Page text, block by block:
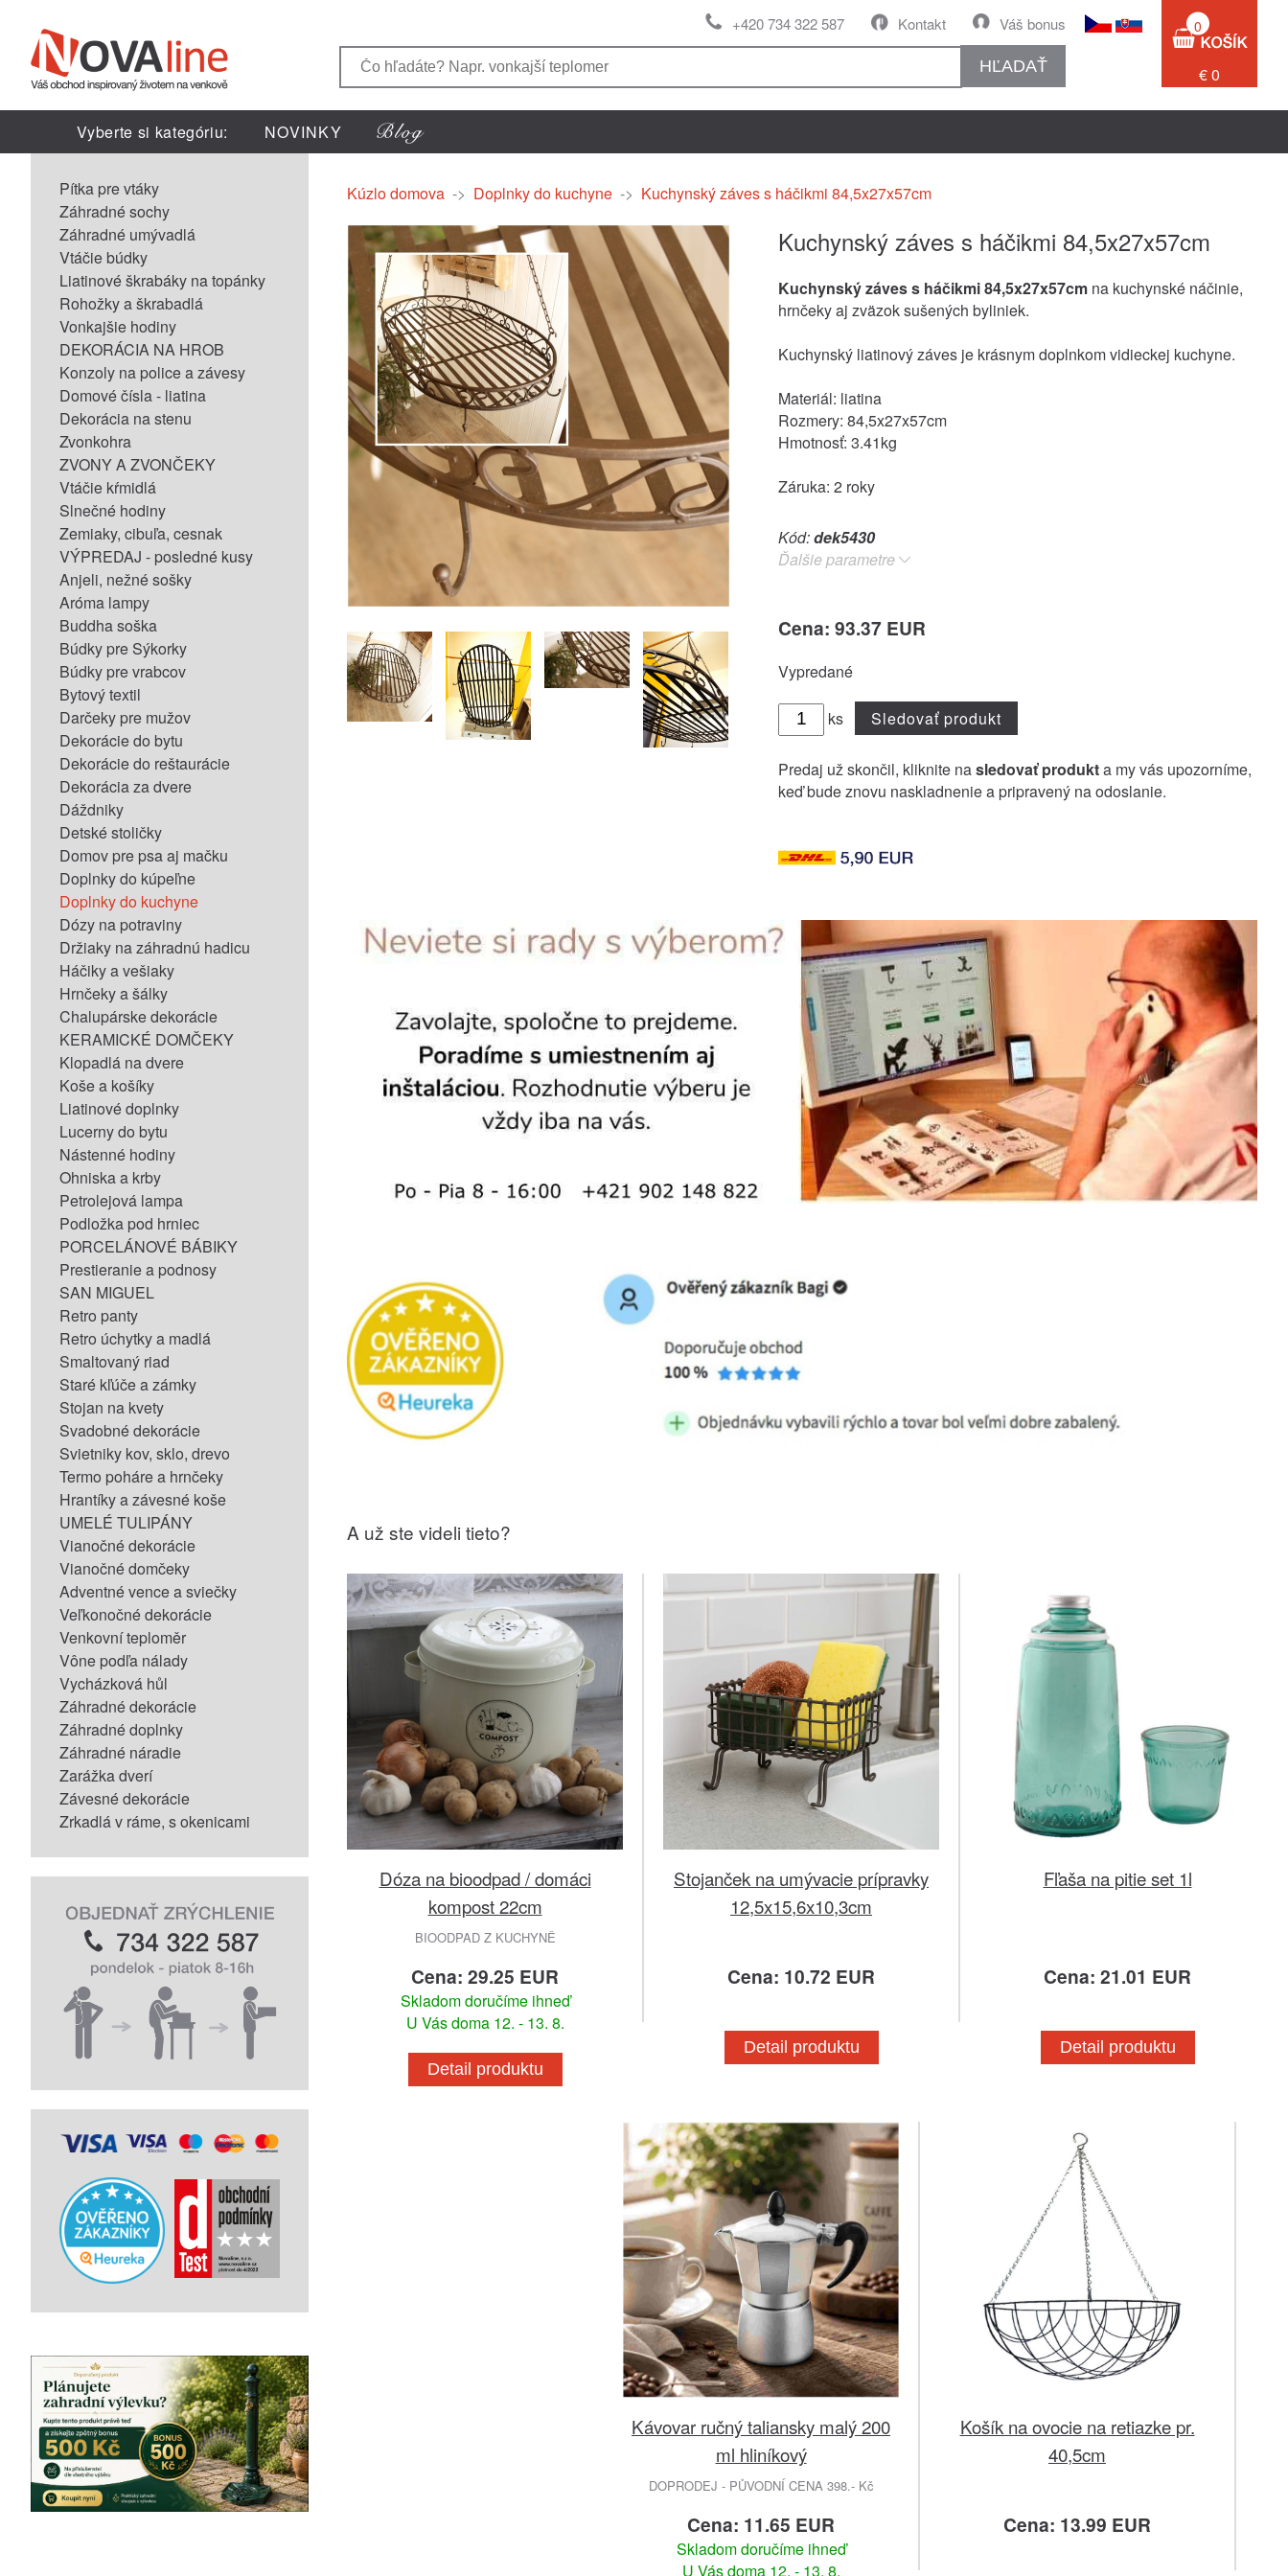
Váš bonus
Kontakt
+420 734 322 587
HĽADAŤ
0
€ 0
Vyberte si kategóriu: NOVINKY
Pítka pre vtáky
Záhradné sochy
Záhradné umývadlá
Vtáčie búdky
Liatinové škrabáky na topánky
Rohožky a škrabadlá
Vonkajšie hodiny
DEKORÁCIA NA HROB
Konzoly na police a závesy
Domové čísla - liatina
Dekorácia na stenu
Zvonkohra
ZVONY A ZVONČEKY
Vtáčie kŕmidlá
Slnečné hodiny
Zemiaky, cibuľa, cesnak
VÝPREDAJ - posledné kusy
Anjeli, nežné sošky
Aróma lampy
Buddha soška
Búdky pre Sýkorky
Búdky pre vrabcov
Bytový textil
Darčeky pre mužov
Dekorácie do bytu
Dekorácie do reštaurácie
Dekorácia za dvere
Dáždniky
Detské stoličky
Domov pre psa aj mačku
Doplnky do kúpeľne
Doplnky do kuchyne
Dózy na potraviny
Držiaky na záhradnú hadicu
Háčiky a vešiaky
Hrnčeky a šálky
Chalupárske dekorácie
KERAMICKÉ DOMČEKY
Klopadlá na dvere
Koše a košíky
Liatinové doplnky
Lucerny do bytu
Nástenné hodiny
Ohniska a krby
Petrolejová lampa
Podložka pod hrniec
PORCELÁNOVÉ BÁBIKY
Prestieranie a podnosy
SAN MIGUEL
Retro panty
Retro úchytky a madlá
Smaltovaný riad
Staré kľúče a zámky
Stojan na kvety
Svadobné dekorácie
Svietniky kov, sklo, drevo
Termo poháre a hrnčeky
Hrantíky a závesné koše
UMELÉ TULIPÁNY
Vianočné dekorácie
Vianočné domčeky
Adventné vence a sviečky
Veľkonočné dekorácie
Venkovní teploměr
Vône podľa nálady
Vycházková hůl
Záhradné dekorácie
Záhradné doplnky
Záhradné náradie
Zarážka dverí
Závesné dekorácie
Zrkadlá v ráme, s okenicami
Kúzlo domova -> Doplnky do kuchyne -> Kuchynský záves s háčikmi 84,5x27x57cm
Kuchynský záves s háčikmi 84,5x27x57cm
Kuchynský záves s háčikmi 84,5x27x57cm na kuchynské náčinie,
hrnčeky aj zväzok sušených byliniek.
Kuchynský liatinový záves je krásnym doplnkom vidieckej kuchyne.
Materiál: liatina
Rozmery: 84,5x27x57cm
Hmotnosť: 3.41kg
Záruka: 2 roky
Kód:dek5430
Ďalšie parametre
Cena: 93.37 EUR
Vypredané
ks Sledovať produkt
Predaj už skončil, kliknite nasledovať produkta my vás upozorníme,
keď bude znovu naskladnenie a pripravený na odoslanie.
A už ste videli tieto?
Dóza na bioodpad / domáci
kompost 22cm
BIOODPAD Z KUCHYNĚ
Cena: 29.25 EUR
Skladom doručíme ihneď
U Vás doma 12. - 13. 8.
Detail produktu
Stojanček na umývacie prípravky
12,5x15,6x10,3cm
Cena: 10.72 EUR
Detail produktu
Fľaša na pitie set 1l
Cena: 21.01 EUR
Detail produktu
Kávovar ručný taliansky malý 200
ml hliníkový
DOPRODEJ - PŮVODNÍ CENA 398.- Kč
Cena: 11.65 EUR
Skladom doručíme ihneď
U Vás doma 12. - 13. 8.
Košík na ovocie na retiazke pr.
40,5cm
Cena: 13.99 EUR